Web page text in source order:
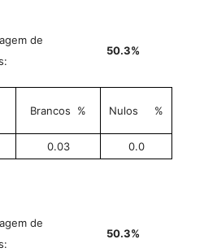
de
50.3%
Brancos % Nulos %
0.03 0.0
de
50.3%